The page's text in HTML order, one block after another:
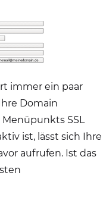
immer ein paar
Domain
SSL
ist, lässt sich Ihre
aufrufen. Ist das